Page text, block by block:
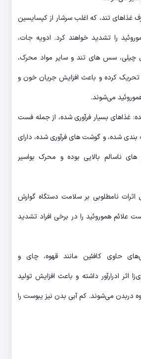
غذاهای تند، که اغلب سرشار از کپسایسین
را تشدید خواهند کرد. ادویه جات،
چیلی، سس های تند و سایر مواد محرک،
تحریک کرده و باعث افزایش جریان خون و
می‌شوند.
غذاهای بسیار فرآوری شده، از جمله فست
بندی شده، و گوشت های فرآوری شده، دارای
ناسالم بالایی بوده و محرک بواسیر
اثرات نامطلوبی بر سلامت دستگاه گوارش
علائم هموروئید را در برخی افراد تشدید
حاوی کافئین مانند قهوه، چای و
اثر ادرارآور داشته و باعث افزایش تولید
دربدن می‌شوند. کم آبی بدن نیز یبوست را